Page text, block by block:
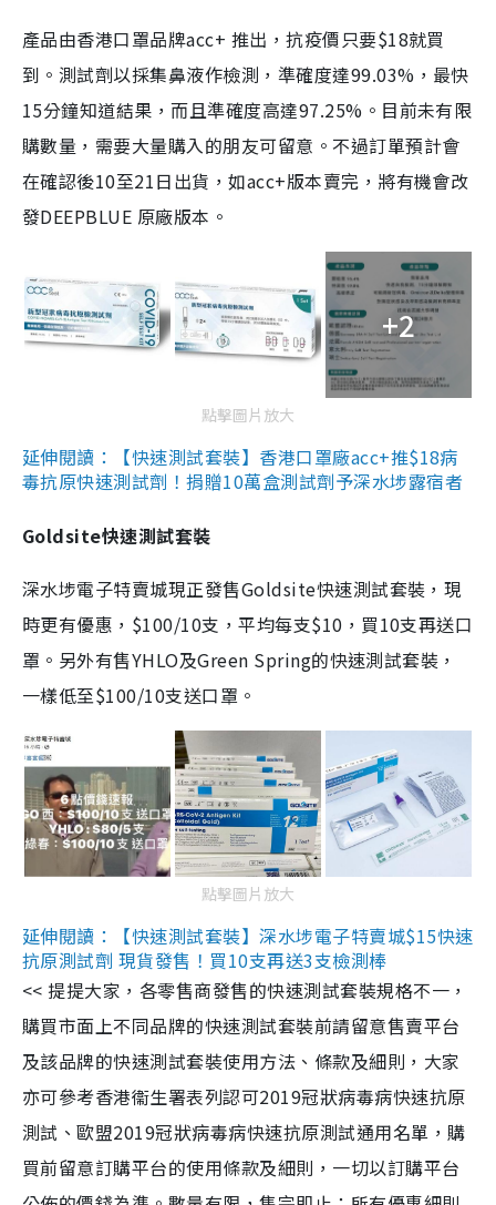
產品由香港口罩品牌acc+ 推出，抗疫價只要$18就買
到。測試劑以採集鼻液作檢測，準確度達99.03%，最快
15分鐘知道結果，而且準確度高達97.25%。目前未有限
購數量，需要大量購入的朋友可留意。不過訂單預計會
在確認後10至21日出貨，如acc+版本賣完，將有機會改
發DEEPBLUE 原廠版本。
+2
點擊圖片放大
延伸閱讀：【快速測試套裝】香港口罩廠acc+推$18病
毒抗原快速測試劑！捐贈10萬盒測試劑予深水埗露宿者
Goldsite快速測試套裝
深水埗電子特賣城現正發售Goldsite快速測試套裝，現
時更有優惠，$100/10支，平均每支$10，買10支再送口
罩。另外有售YHLO及Green Spring的快速測試套裝，
一樣低至$100/10支送口罩。
點擊圖片放大
延伸閱讀：【快速測試套裝】深水埗電子特賣城$15快速
抗原測試劑 現貨發售！買10支再送3支檢測棒
<< 提提大家，各零售商發售的快速測試套裝規格不一，
購買市面上不同品牌的快速測試套裝前請留意售賣平台
及該品牌的快速測試套裝使用方法、條款及細則，大家
亦可參考香港衞生署表列認可2019冠狀病毒病快速抗原
測試、歐盟2019冠狀病毒病快速抗原測試通用名單，購
買前留意訂購平台的使用條款及細則，一切以訂購平台